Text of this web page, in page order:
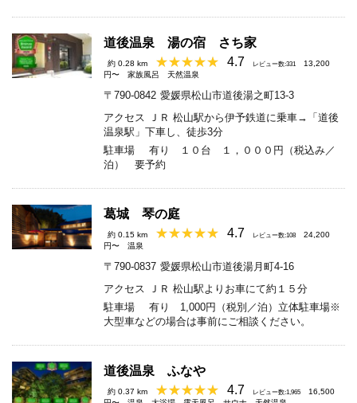
道後温泉 湯の宿 さち家
約 0.28 km 4.7 レビュー数:331
13,200
円〜
家族風呂 天然温泉
〒790-0842 愛媛県松山市道後湯之町13-3
アクセス
ＪＲ 松山駅から伊予鉄道に乗車→「道後
温泉駅」下車し、徒歩3分
駐車場
有り １０台 １，０００円（税込み／
泊） 要予約
葛城 琴の庭
約 0.15 km 4.7 レビュー数:108
24,200
円〜
温泉
〒790-0837 愛媛県松山市道後湯月町4-16
アクセス
ＪＲ 松山駅よりお車にて約１５分
駐車場
有り 1,000円（税別／泊）立体駐車場※
大型車などの場合は事前にご相談ください。
道後温泉 ふなや
約 0.37 km 4.7 レビュー数:1,965
16,500